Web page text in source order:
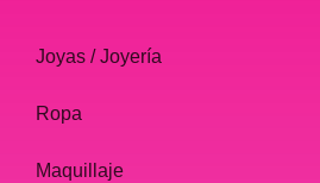
Joyas / Joyería
Ropa
Maquillaje